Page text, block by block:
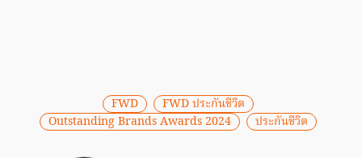
FWD
FWD ประกันชีวิต
Outstanding Brands Awards 2024
ประกันชีวิต